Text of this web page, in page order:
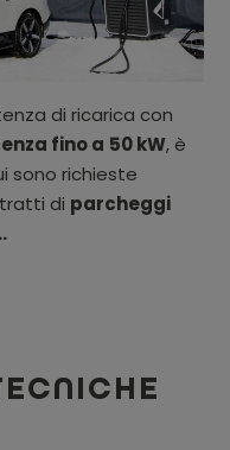
di ricarica con
fino a 50 kW, è
sono richieste
di parcheggi